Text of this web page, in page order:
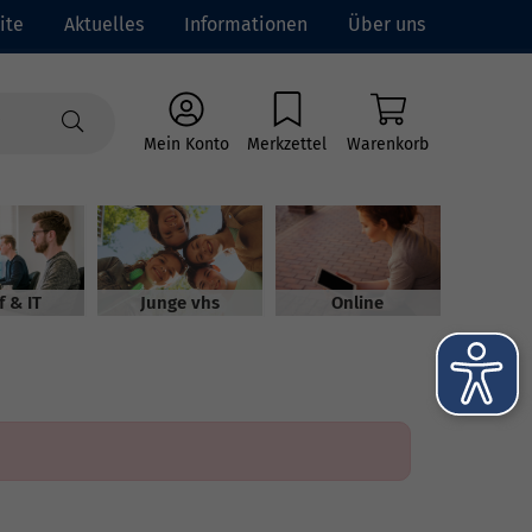
Aktuelles Informationen Über uns
Mein Konto Merkzettel Warenkorb
& IT Junge vhs Online